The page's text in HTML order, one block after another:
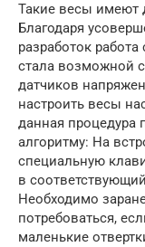
Такие весы имеют
Благодаря
разработок
стала возможной
датчиков
настроить весы
данная процедура
алгоритму: На
специальную
в
Необходимо
потребоваться,
маленькие